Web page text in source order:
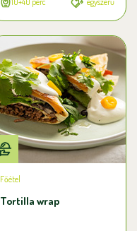
Főétel
Tortilla wrap